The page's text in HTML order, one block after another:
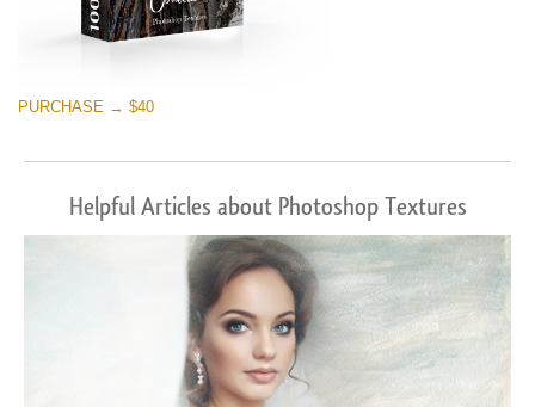
PURCHASE → $40
Helpful Articles about Photoshop Textures